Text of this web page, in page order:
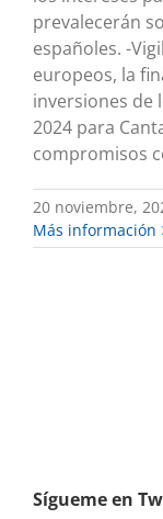
prevalecerán
españoles. -
europeos, la
inversiones de
2024 para
compromisos
20 noviembre,
Más información
Sígueme en